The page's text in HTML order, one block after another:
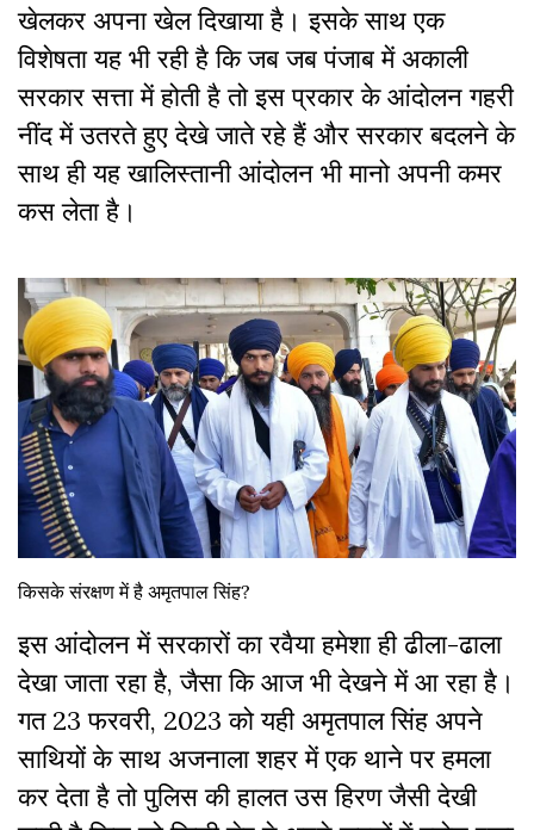
खेलकर अपना खेल दिखाया है। इसके साथ एक
विशेषता यह भी रही है कि जब जब पंजाब में अकाली
सरकार सत्ता में होती है तो इस प्रकार के आंदोलन गहरी
नींद में उतरते हुए देखे जाते रहे हैं और सरकार बदलने के
साथ ही यह खालिस्तानी आंदोलन भी मानो अपनी कमर
कस लेता है।
किसके संरक्षण में है अमृतपाल सिंह?
इस आंदोलन में सरकारों का रवैया हमेशा ही ढीला-ढाला
देखा जाता रहा है, जैसा कि आज भी देखने में आ रहा है।
गत 23 फरवरी, 2023 को यही अमृतपाल सिंह अपने
साथियों के साथ अजनाला शहर में एक थाने पर हमला
कर देता है तो पुलिस की हालत उस हिरण जैसी देखी